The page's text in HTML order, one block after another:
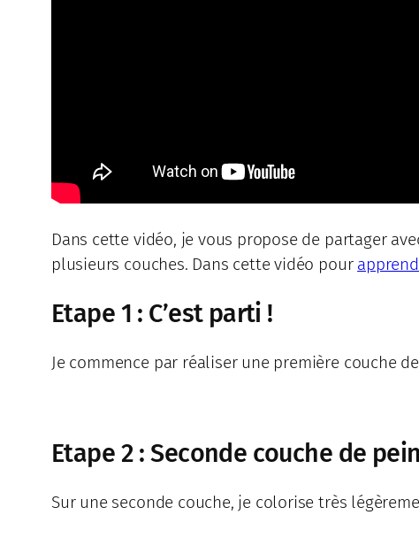
Dans cette vidéo, je vous propose de partager
plusieurs couches. Dans cette vidéo pour
Etape 1 : C’est parti !
Je commence par réaliser une première couche
Etape 2 : Seconde couche de
Sur une seconde couche, je colorise très